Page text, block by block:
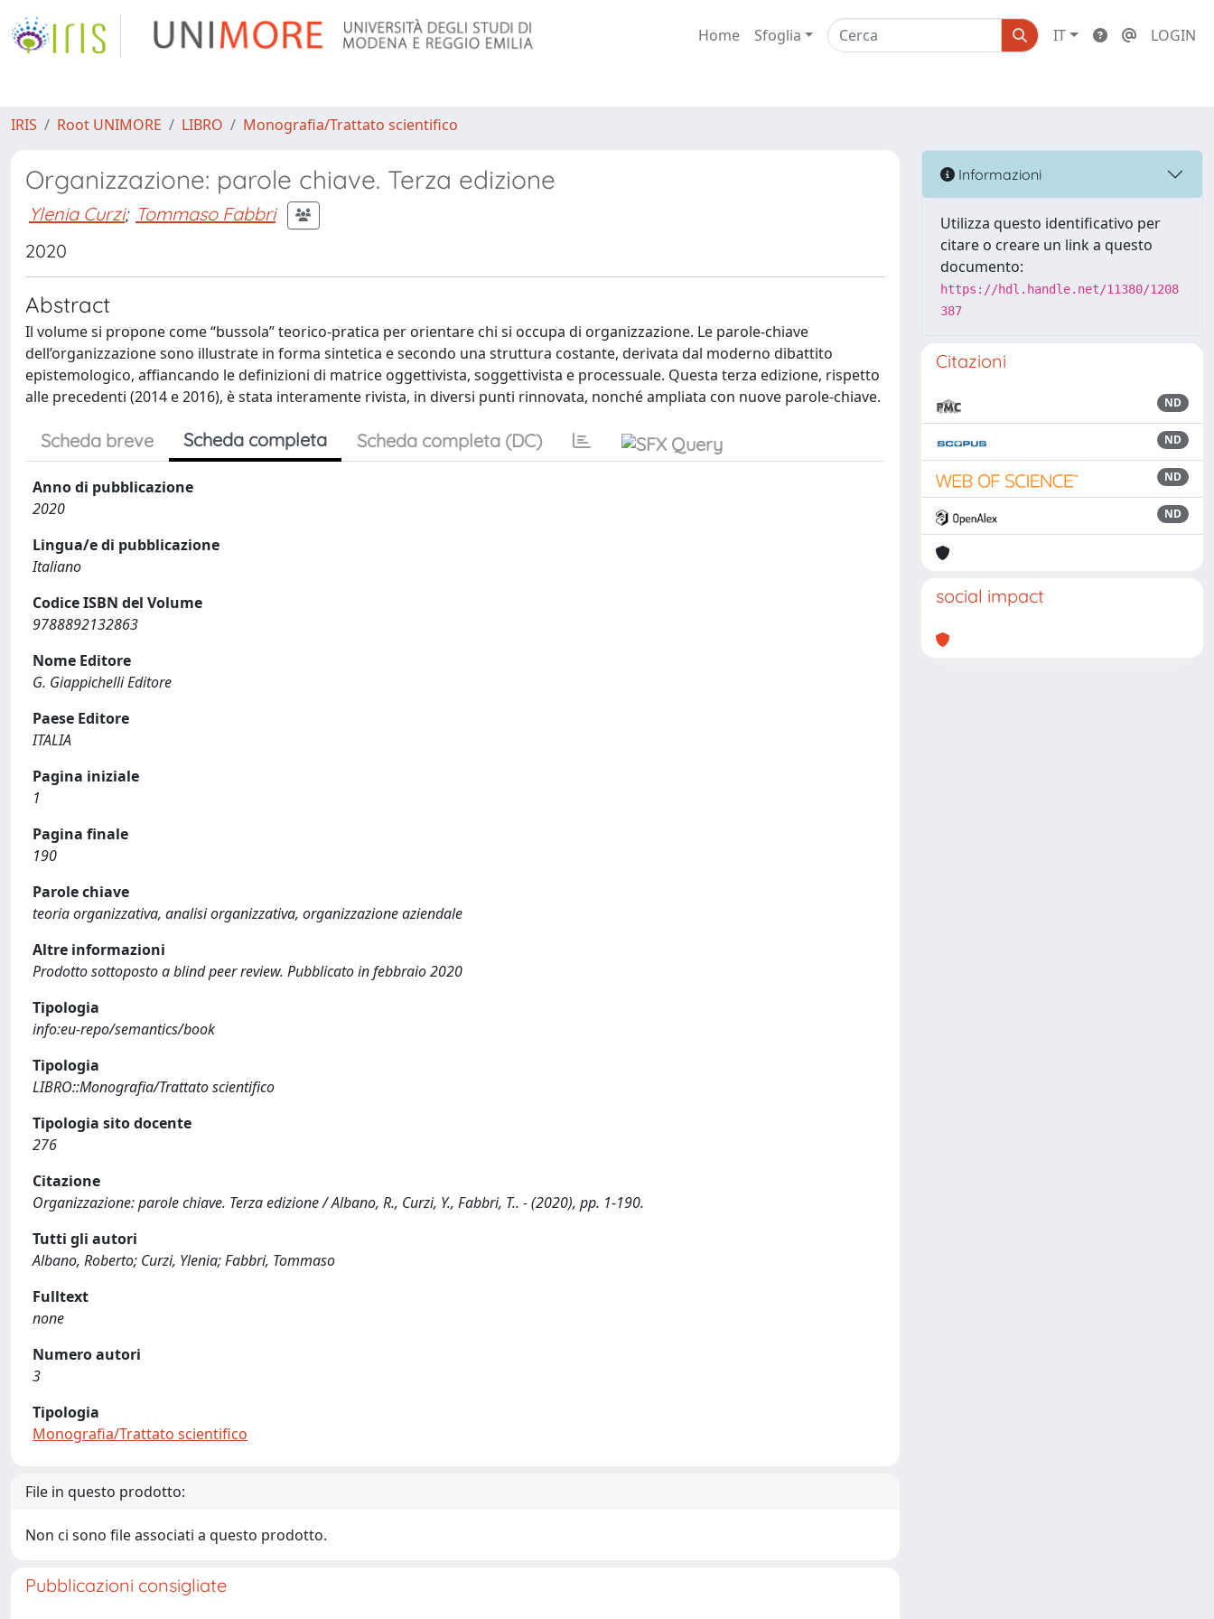
Home Sfoglia IT LOGIN
IRIS Root UNIMORE LIBRO Monografia/Trattato scientifico
Organizzazione: parole chiave. Terza edizione
Ylenia Curzi; Tommaso Fabbri
2020
Abstract
Il volume si propone come “bussola” teorico-pratica per orientare chi si occupa di organizzazione. Le parole-chiave
dell’organizzazione sono illustrate in forma sintetica e secondo una struttura costante, derivata dal moderno dibattito
epistemologico, affiancando le definizioni di matrice oggettivista, soggettivista e processuale. Questa terza edizione, rispetto
alle precedenti (2014 e 2016), è stata interamente rivista, in diversi punti rinnovata, nonché ampliata con nuove parole-chiave.
Scheda breve Scheda completa Scheda completa (DC)
Anno di pubblicazione
2020
Lingua/e di pubblicazione
Italiano
Codice ISBN del Volume
9788892132863
Nome Editore
G. Giappichelli Editore
Paese Editore
ITALIA
Pagina iniziale
1
Pagina finale
190
Parole chiave
teoria organizzativa, analisi organizzativa, organizzazione aziendale
Altre informazioni
Prodotto sottoposto a blind peer review. Pubblicato in febbraio 2020
Tipologia
info:eu-repo/semantics/book
Tipologia
LIBRO::Monografia/Trattato scientifico
Tipologia sito docente
276
Citazione
Organizzazione: parole chiave. Terza edizione / Albano, R., Curzi, Y., Fabbri, T.. - (2020), pp. 1-190.
Tutti gli autori
Albano, Roberto; Curzi, Ylenia; Fabbri, Tommaso
Fulltext
none
Numero autori
3
Tipologia
Monografia/Trattato scientifico
File in questo prodotto:
Non ci sono file associati a questo prodotto.
Pubblicazioni consigliate
Informazioni
Utilizza questo identificativo per
citare o creare un link a questo
documento:
https://hdl.handle.net/11380/1208
387
Citazioni
ND
ND
ND
ND
social impact